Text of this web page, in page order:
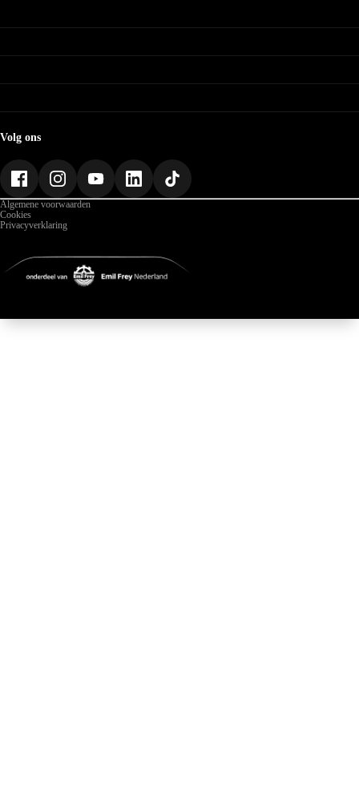
Hybride rijden
Private lease
Reparaties
Onze beloften
Mitsubishi
Over ABD
Geschiedenis
Werken bij ABD
Nieuws
Gegevens
Volg ons
Algemene voorwaarden
Cookies
Privacyverklaring